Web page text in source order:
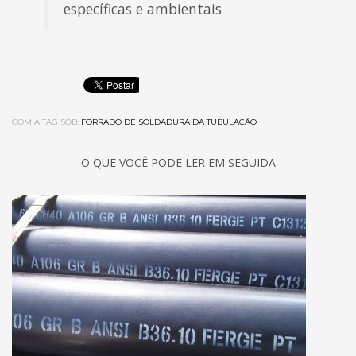
específicas e ambientais
COM A TAG SOB: FORRADO DE SOLDADURA DA TUBULAÇÃO
O QUE VOCÊ PODE LER EM SEGUIDA